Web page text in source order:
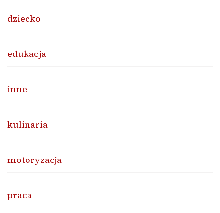
dziecko
edukacja
inne
kulinaria
motoryzacja
praca